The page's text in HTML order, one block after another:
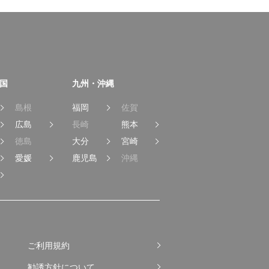
島根
広島
徳島
愛媛
九州・沖縄
福岡
佐賀
長崎
熊本
大分
宮崎
鹿児島
沖縄
ご利用規約